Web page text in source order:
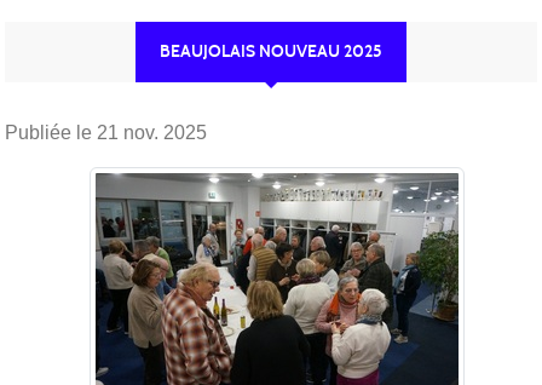
BEAUJOLAIS NOUVEAU 2025
Publiée le 21 nov. 2025